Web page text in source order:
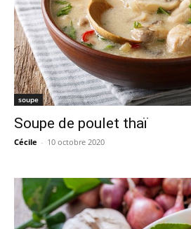
soupe
Soupe de poulet thaï
Cécile - 10 octobre 2020